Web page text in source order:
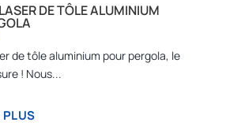
DE TÔLE ALUMINIUM
de tôle aluminium pour pergola, le
! Nous...
PLUS